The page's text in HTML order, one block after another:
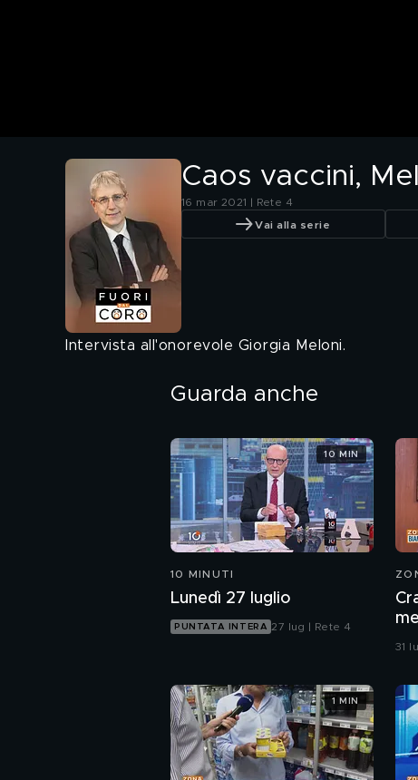
Caos vaccini,
16 mar 2021 | Rete 4
Vai alla serie
Intervista all'onorevole Giorgia Meloni.
Guarda anche
10 MINUTI
Lunedì 27 luglio
PUNTATA INTERA 27 lug | Rete 4
10 MIN
31
1 MIN